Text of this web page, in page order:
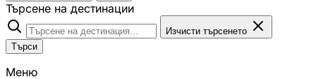
Търсене на дестинации
Изчисти търсенето
Търси
Меню